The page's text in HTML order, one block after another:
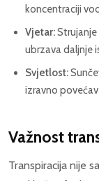
koncentraciji
Vjetar:
ubrzava daljnje
Svjetlost:
izravno
Važnost
Transpiracija nije